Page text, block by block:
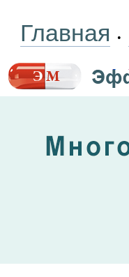
Главная •